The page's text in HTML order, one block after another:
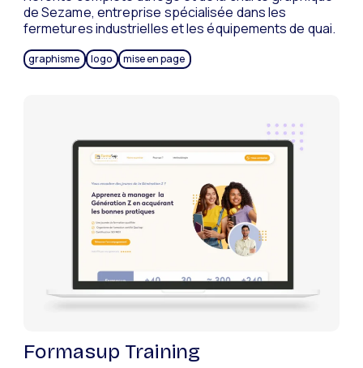
de Sezame, entreprise spécialisée dans les
fermetures industrielles et les équipements de quai.
graphisme logo mise en page
Formasup Training